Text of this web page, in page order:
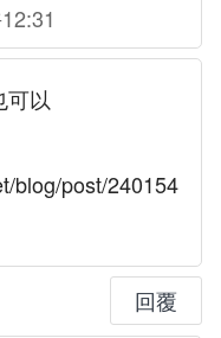
可以
blog/post/240154
回覆